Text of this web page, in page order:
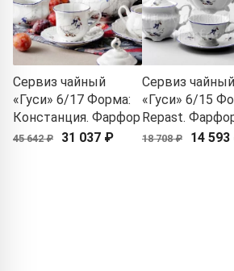
Сервиз чайный
«Гуси» 6/17 Форма:
Констанция. Фарфор
45 642 ₽ 31 037 ₽
Сервиз чайный
«Гуси» 6/15
Repast.
18 708 ₽ 14